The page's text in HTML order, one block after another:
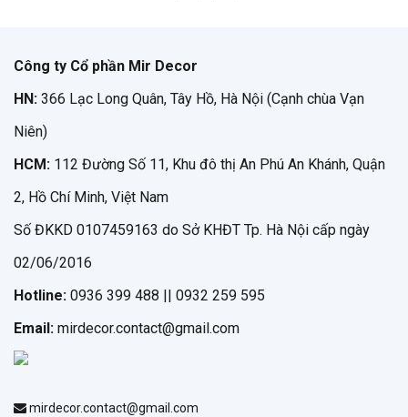
Công ty Cổ phần Mir Decor
HN: 366 Lạc Long Quân, Tây Hồ, Hà Nội (Cạnh chùa Vạn
Niên)
HCM: 112 Đường Số 11, Khu đô thị An Phú An Khánh, Quận
2, Hồ Chí Minh, Việt Nam
Số ĐKKD 0107459163 do Sở KHĐT Tp. Hà Nội cấp ngày
02/06/2016
Hotline: 0936 399 488 || 0932 259 595
Email: mirdecor.contact@gmail.com
mirdecor.contact@gmail.com